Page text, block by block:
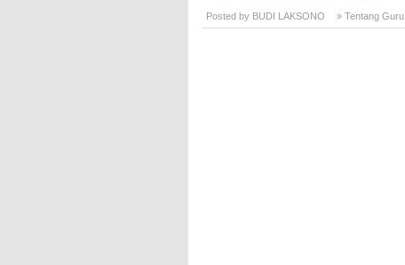
Posted by BUDI LAKSONO » Tentang Guru